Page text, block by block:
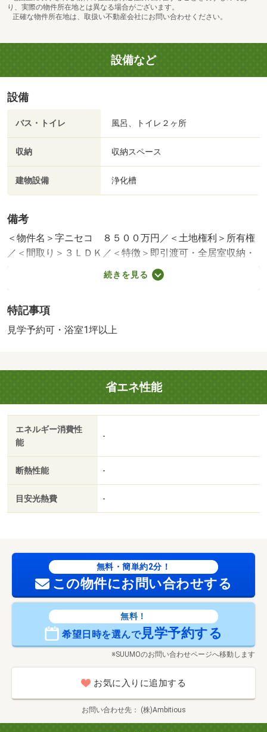
り、実際の物件所在地とは異なる場合がございます。
正確な物件所在地は、取扱い不動産会社にお問い合わせください。
設備など
設備
バス・トイレ 風呂、トイレ２ヶ所
収納 収納スペース
建物設備 浄化槽
備考
＜物件名＞字ニセコ ８５００万円／＜土地権利＞所有権
／＜間取り＞３ＬＤＫ／＜特徴＞即引渡可・全居室収納・
トイレ２ヶ所・浴室１坪以上・温泉引き込み可
続きを見る
特記事項
見学予約可・浴室1坪以上
省エネ性能
エネルギー消費性
能
-
断熱性能 -
目安光熱費 -
無料・簡単約2分！
この物件にお問い合わせする
無料！
希望日時を選んで見学予約する
※SUUMOのお問い合わせページへ移動します
お気に入りに追加する
お問い合わせ先 (株)Ambitious